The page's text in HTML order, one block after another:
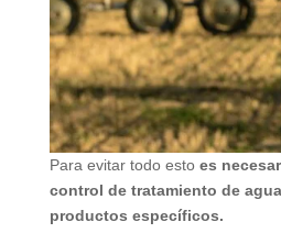
Para evitar todo esto es
control de tratamiento de
productos específicos.